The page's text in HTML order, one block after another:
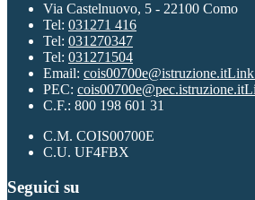
Via Castelnuovo, 5 - 22100 Como
Tel: 031271 416
Tel: 031270347
Tel: 031271504
Email: cois00700e@istruzione.itLink
PEC: cois00700e@pec.istruzione.it
C.F.: 800 198 601 31
C.M. COIS00700E
C.U. UF4FBX
Seguici su